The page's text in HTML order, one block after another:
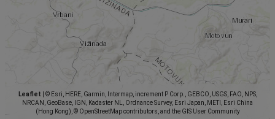
Leaflet
© Esri, HERE, Garmin, Intermap, increment P Corp., GEBCO, USGS, FAO, NPS,
NRCAN, GeoBase, IGN, Kadaster NL, Ordnance Survey, Esri Japan, METI, Esri China
(Hong Kong), © OpenStreetMap contributors, and the GIS User Community